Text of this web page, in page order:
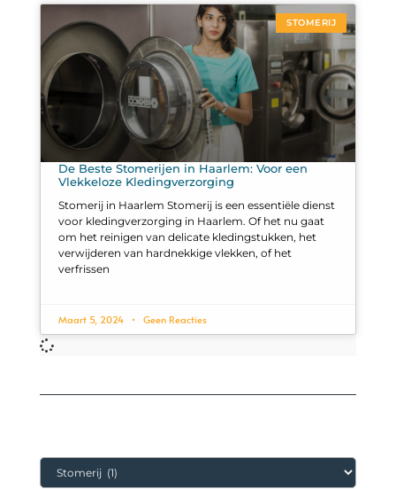
STOMERIJ
De Beste Stomerijen in Haarlem: Voor een
Vlekkeloze Kledingverzorging
Stomerij in Haarlem Stomerij is een essentiële dienst
voor kledingverzorging in Haarlem. Of het nu gaat
om het reinigen van delicate kledingstukken, het
verwijderen van hardnekkige vlekken, of het
verfrissen
Maart 5, 2024 Geen Reacties